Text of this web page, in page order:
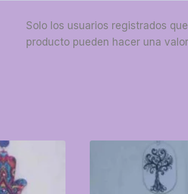
Solo los usuarios registrados
producto pueden hacer una